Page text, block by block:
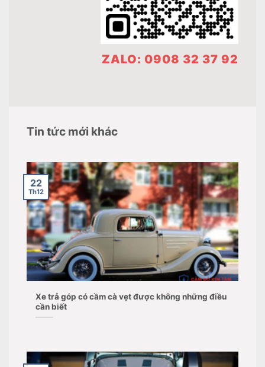
ZALO: 0908 32 37 92
Tin tức mới khác
Xe trả góp có cầm cà vẹt được không những điều
cần biết
22
Th12